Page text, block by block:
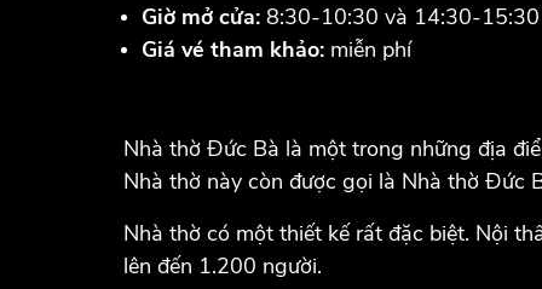
Giờ mở cửa: 8:30-10:30 và 14:30-
Giá vé tham khảo: miễn phí
Nhà thờ Đức Bà là một trong những địa
Nhà thờ này còn được gọi là Nhà thờ Đức
Nhà thờ có một thiết kế rất đặc biệt. Nội
lên đến 1.200 người.